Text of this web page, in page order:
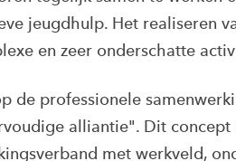
jeugdhulp. Het realiseren
en zeer onderschatte
de professionele
alliantie". Dit
met werkveld,